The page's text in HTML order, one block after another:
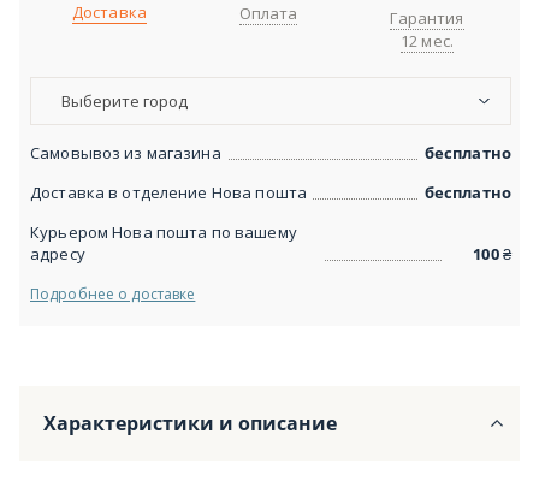
Доставка Оплата
Гарантия
12 мес.
Выберите город
Самовывоз из магазина
бесплатно
Доставка в отделение Нова пошта
бесплатно
Курьером Нова пошта по вашему
адресу
100₴
Подробнее о доставке
Характеристики и описание